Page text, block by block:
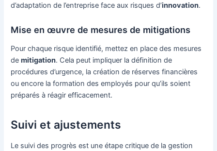
d’adaptation de l’entreprise face aux risques d’innovation.
Mise en œuvre de mesures de mitigations
Pour chaque risque identifié, mettez en place des mesures
demitigation. Cela peut impliquer la définition de
procédures d’urgence, la création de réserves financières
ou encore la formation des employés pour qu’ils soient
préparés à réagir efficacement.
Suivi et ajustements
Le suivi des progrès est une étape critique de la gestion